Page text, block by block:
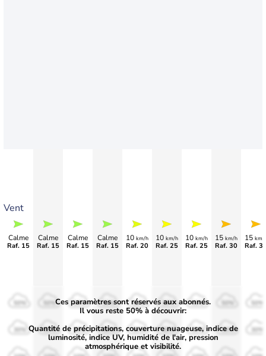
Vent
Calme
Raf. 15
Calme
Raf. 15
Calme
Raf. 15
Calme
Raf. 15
10 km/h
Raf. 20
10 km/h
Raf. 25
10 km/h
Raf. 25
15 km/h
Raf. 30
15 km/
Raf.
50%
30%
50%
30%
50%
30%
50%
30%
50%
30%
50%
30%
50%
30% 30% 30%
Ces paramètres sont réservés aux abonnés.
Il vous reste 50% à découvrir:
Quantité de précipitations, couverture nuageuse, indice de
luminosité, indice UV, humidité de l'air, pression
atmosphérique et visibilité.